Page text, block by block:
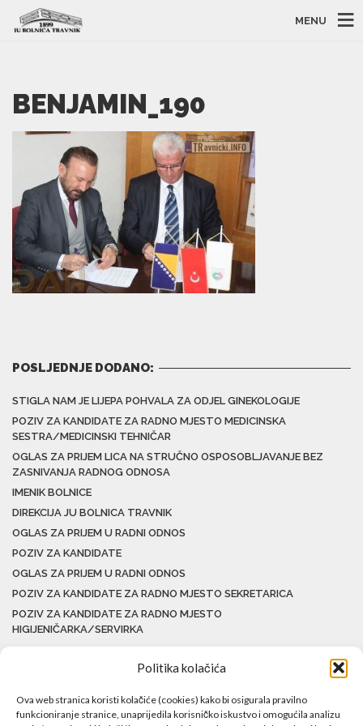
Politika kolačića
Ova web stranica koristi kolačiće (cookies) kako bi osigurala pravilno
funkcioniranje stranice, unaprijedila korisničko iskustvo i omogućila analizu
MENU
BENJAMIN_190
POSLJEDNJE DODANO:
STIGLA NAM JE LIJEPA POHVALA ZA ODJEL GINEKOLOGIJE
POZIV ZA KANDIDATE ZA RADNO MJESTO MEDICINSKA
SESTRA/MEDICINSKI TEHNIČAR
OGLAS ZA PRIJEM LICA NA STRUČNO OSPOSOBLJAVANJE BEZ
ZASNIVANJA RADNOG ODNOSA
IMENIK BOLNICE
DIREKCIJA JU BOLNICA TRAVNIK
OGLAS ZA PRIJEM U RADNI ODNOS
POZIV ZA KANDIDATE
OGLAS ZA PRIJEM U RADNI ODNOS
POZIV ZA KANDIDATE ZA RADNO MJESTO SEKRETARICA
POZIV ZA KANDIDATE ZA RADNO MJESTO
HIGIJENIČARKA/SERVIRKA